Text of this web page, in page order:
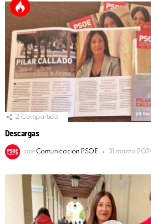
2 Compartido
Descargas
por Comunicación PSOE 31 marzo